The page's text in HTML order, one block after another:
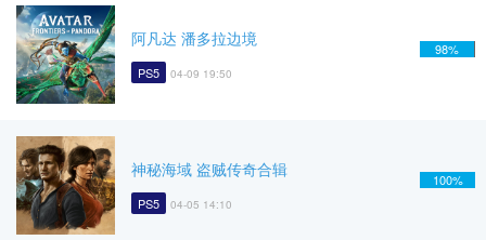
阿凡达 潘多拉边境
PS5 04-09 19:50
98%
神秘海域 盗贼传奇合辑
PS5 04-05 14:10
100%